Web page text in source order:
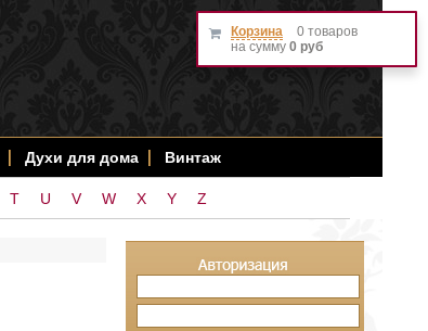
Духи для дома Винтаж
T U V W X Y Z
Корзина
0 товаров
на сумму 0 руб